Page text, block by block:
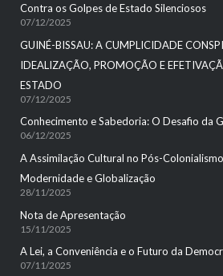
Contra os Golpes de Estado Silenciosos
07/12/2025
GUINÉ-BISSAU: A CUMPLICIDADE
IDEALIZAÇÃO, PROMOÇÃO E
ESTADO
07/12/2025
Conhecimento e Sabedoria: O Desafio da
06/12/2025
A Assimilação Cultural no Pós-
Modernidade e Globalização
28/11/2025
Nota de Apresentação
15/11/2025
A Lei, a Conveniência e o Futuro da
07/11/2025